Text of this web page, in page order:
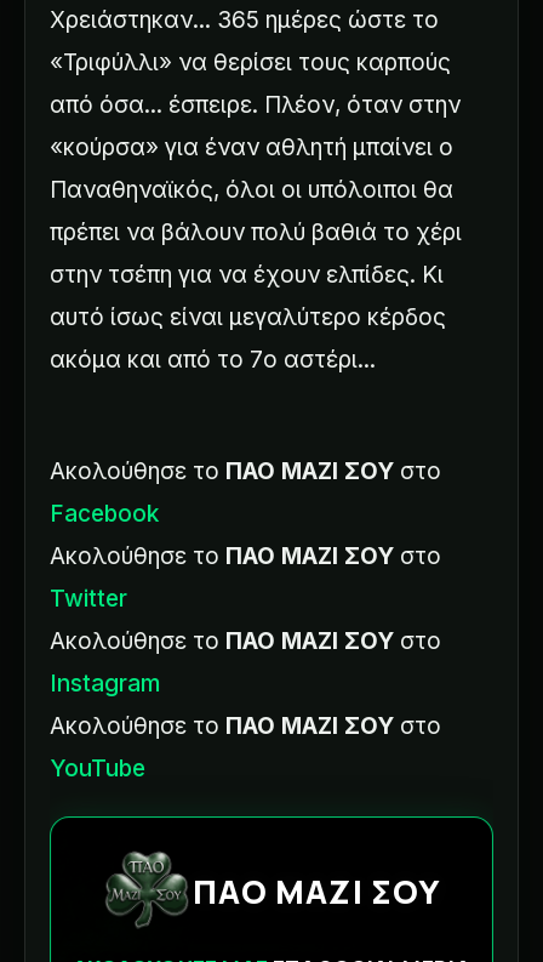
Χρειάστηκαν... 365 ημέρες ώστε το
«Τριφύλλι» να θερίσει τους καρπούς
από όσα... έσπειρε. Πλέον, όταν στην
«κούρσα» για έναν αθλητή μπαίνει ο
Παναθηναϊκός, όλοι οι υπόλοιποι θα
πρέπει να βάλουν πολύ βαθιά το χέρι
στην τσέπη για να έχουν ελπίδες. Κι
αυτό ίσως είναι μεγαλύτερο κέρδος
ακόμα και από το 7ο αστέρι...
Ακολούθησε το ΠΑΟ ΜΑΖΙ ΣΟΥ στο
Facebook
Ακολούθησε το ΠΑΟ ΜΑΖΙ ΣΟΥ στο
Twitter
Ακολούθησε το ΠΑΟ ΜΑΖΙ ΣΟΥ στο
Instagram
Ακολούθησε το ΠΑΟ ΜΑΖΙ ΣΟΥ στο
YouTube
ΠΑΟ ΜΑΖΙ ΣΟΥ